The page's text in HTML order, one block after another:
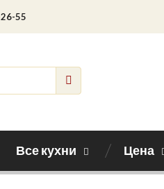
55
Все кухни Цена